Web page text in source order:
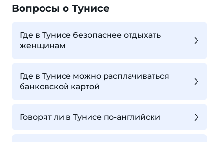
Вопросы о Тунисе
Где в Тунисе безопаснее отдыхать
женщинам
Где в Тунисе можно расплачиваться
банковской картой
Говорят ли в Тунисе по-английски